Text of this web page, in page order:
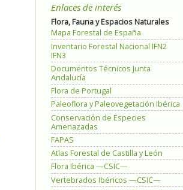
Enlaces de interés
Flora, Fauna y Espacios Naturales
Mapa Forestal de España
Inventario Forestal Nacional IFN2
IFN3
Documentos Técnicos Junta
Andalucía
Flora de Portugal
Paleoflora y Paleovegetación Ibérica
Conservación de Especies
Amenazadas
FAPAS
Atlas Forestal de Castilla y León
Flora Ibérica —CSIC—
Vertebrados Ibéricos —CSIC—